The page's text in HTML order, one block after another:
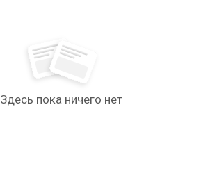
Здесь пока ничего нет